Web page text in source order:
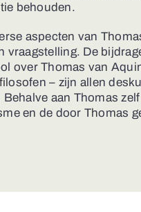
behouden.
aspecten van
vraagstelling. De
over Thomas van
– zijn allen
aan Thomas
en de door Thomas